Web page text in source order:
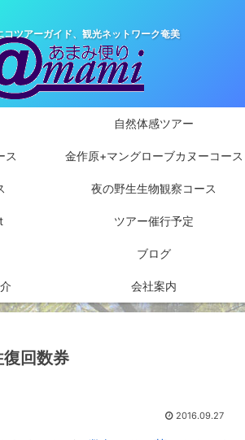
コツアーガイド、観光ネットワーク奄美
自然体感ツアー
ス 金作原+マングローブカヌーコース
夜の野生生物観察コース
ツアー催行予定
ブログ
会社案内
回数券
2016.09.27